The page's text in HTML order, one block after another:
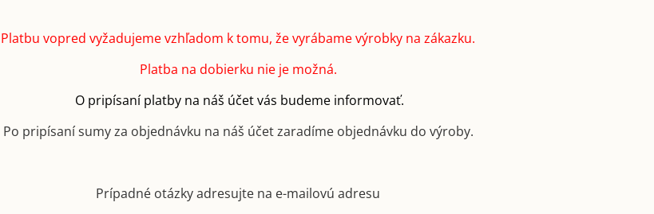
Platbu vopred vyžadujeme vzhľadom k tomu, že vyrábame výrobky na zákazku.
Platba na dobierku nie je možná.
O pripísaní platby na náš účet vás budeme informovať.
Po pripísaní sumy za objednávku na náš účet zaradíme objednávku do výroby.
Prípadné otázky adresujte na e-mailovú adresu